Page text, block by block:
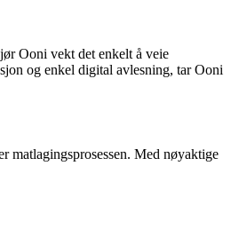
Ooni vekt det enkelt å veie
og enkel digital avlesning, tar Ooni
matlagingsprosessen. Med nøyaktige